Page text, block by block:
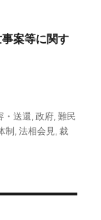
案等に関す
・送還 ,政府 ,難民
制 ,法相会見 ,裁